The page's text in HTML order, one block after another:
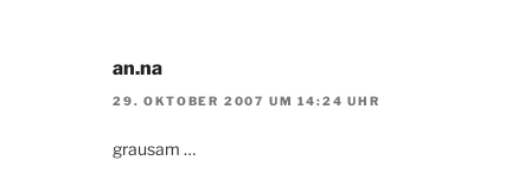
an.na
29. OKTOBER 2007 UM 14:24 UHR
grausam …